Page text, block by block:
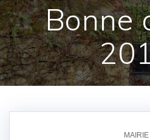
Bonne
MAIRIE